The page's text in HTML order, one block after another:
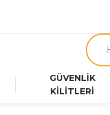
GÜVENLİK
KİLİTLERİ